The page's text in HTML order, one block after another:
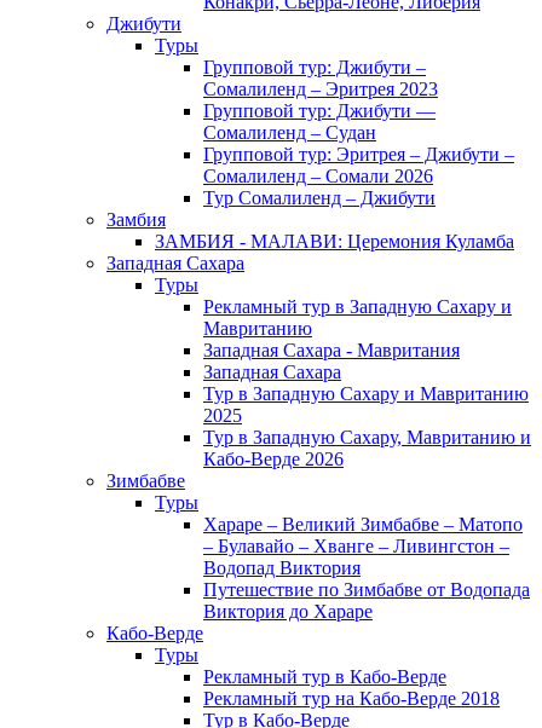
Джибути
Туры
Групповой тур: Джибути –
Cомалиленд – Эритрея 2023
Групповой тур: Джибути —
Сомалиленд – Судан
Групповой тур: Эритрея – Джибути –
Сомалиленд – Сомали 2026
Тур Cомалиленд – Джибути
Замбия
ЗАМБИЯ - МАЛАВИ: Церемония Куламба
Западная Сахара
Туры
Рекламный тур в Западную Сахару и
Мавританию
Западная Сахара - Мавритания
Западная Сахара
Тур в Западную Сахару и Мавританию
2025
Тур в Западную Сахару, Мавританию и
Кабо-Верде 2026
Зимбабве
Туры
Хараре – Великий Зимбабве – Матопо
– Булавайо – Хванге – Ливингстон –
Водопад Виктория
Путешествие по Зимбабве от Водопада
Виктория до Хараре
Кабо-Верде
Туры
Рекламный тур в Кабо-Верде
Рекламный тур на Кабо-Верде 2018
Тур в Кабо-Верде